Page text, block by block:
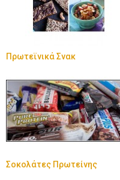
Πρωτεϊνικά Σνακ
Σοκολάτες Πρωτείνης